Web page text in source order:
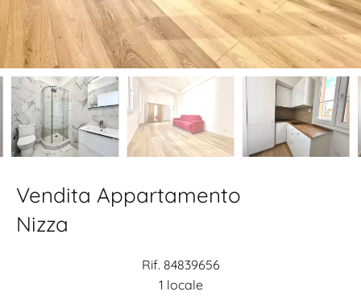
Vendita Appartamento
Nizza
Rif. 84839656
1 locale